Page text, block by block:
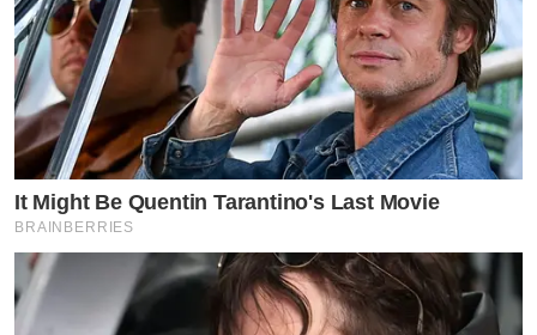
It Might Be Quentin Tarantino's Last Movie
BRAINBERRIES